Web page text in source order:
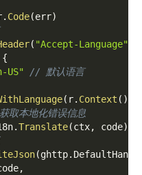
. Code(err)
( "Accept-Language"
{
US"
// 默认语言
( r. Context ( )
本地化错误信息
.Translate(ctx, code)
(ghttp.
,